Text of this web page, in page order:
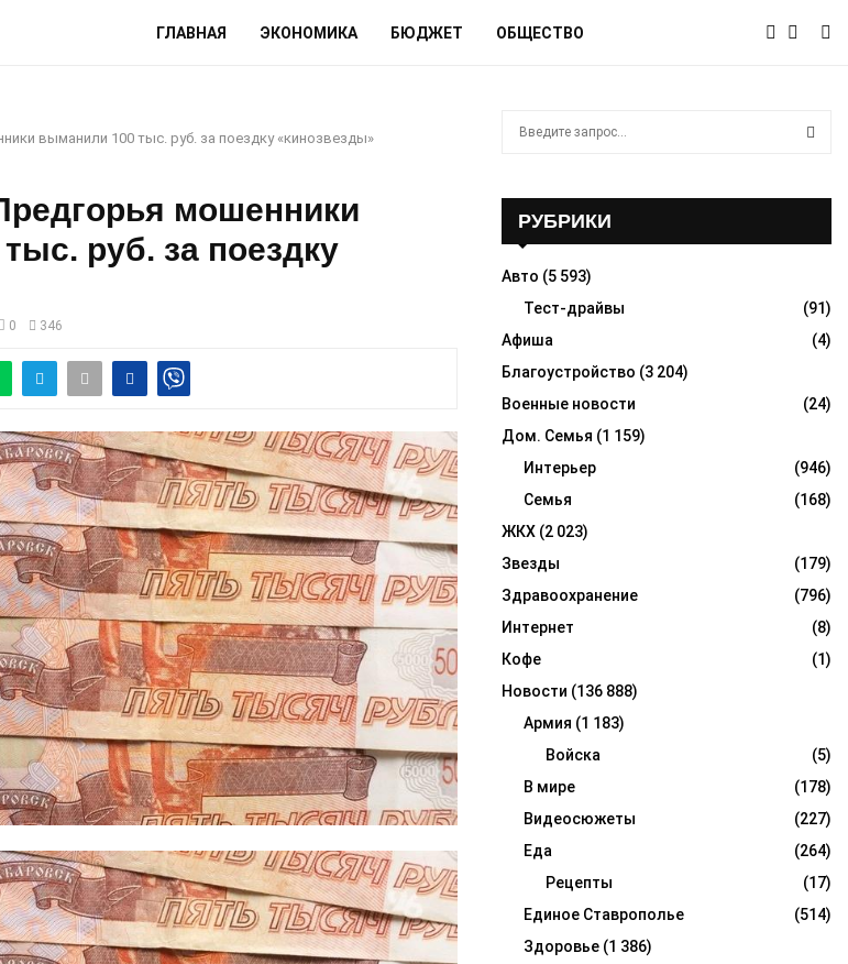
ГЛАВНАЯ ЭКОНОМИКА БЮДЖЕТ ОБЩЕСТВО
выманили 100 тыс. руб. за поездку «кинозвезды»
мошенники
руб. за поездку
0 346
o
R
C
H
РУБРИКИ
Авто (5 593)
Тест-драйвы
(91)
Афиша
(4)
Благоустройство (3 204)
Военные новости
(24)
Дом. Семья (1 159)
Интерьер
(946)
Семья
(168)
ЖКХ (2 023)
Звезды
(179)
Здравоохранение
(796)
Интернет
(8)
Кофе
(1)
Новости (136 888)
Армия (1 183)
Войска
(5)
В мире
(178)
Видеосюжеты
(227)
Еда
(264)
Рецепты
(17)
Единое Ставрополье
(514)
Здоровье (1 386)